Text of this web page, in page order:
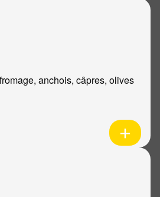
anchois, câpres, olives